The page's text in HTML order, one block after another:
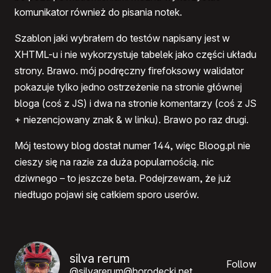
komunikator również do pisania notek.
Szablon jaki wybrałem do testów napisany jest w
XHTML-u i nie wykorzystuje tabelek jako części układu
strony. Brawo. mój podręczny firefoksowy walidator
pokazuje tylko jedno ostrzeżenie na stronie głównej
bloga (coś z JS) i dwa na stronie komentarzy (coś z JS
+ niezencjowany znak & w linku). Brawo po raz drugi.
Mój testowy blog dostał numer 144, więc Bloog.pl nie
cieszy się na razie za duża popularnością. nic
dziwnego – to jeszcze beta. Podejrzewam, że już
niedługo pojawi się całkiem sporo userów.
silva rerum Follow